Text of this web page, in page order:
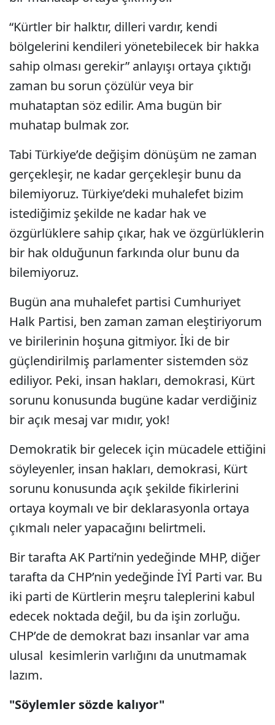
“Kürtler bir halktır, dilleri vardır, kendi
bölgelerini kendileri yönetebilecek bir hakka
sahip olması gerekir” anlayışı ortaya çıktığı
zaman bu sorun çözülür veya bir
muhataptan söz edilir. Ama bugün bir
muhatap bulmak zor.
Tabi Türkiye’de değişim dönüşüm ne zaman
gerçekleşir, ne kadar gerçekleşir bunu da
bilemiyoruz. Türkiye’deki muhalefet bizim
istediğimiz şekilde ne kadar hak ve
özgürlüklere sahip çıkar, hak ve özgürlüklerin
bir hak olduğunun farkında olur bunu da
bilemiyoruz.
Bugün ana muhalefet partisi Cumhuriyet
Halk Partisi, ben zaman zaman eleştiriyorum
ve birilerinin hoşuna gitmiyor. İki de bir
güçlendirilmiş parlamenter sistemden söz
ediliyor. Peki, insan hakları, demokrasi, Kürt
sorunu konusunda bugüne kadar verdiğiniz
bir açık mesaj var mıdır, yok!
Demokratik bir gelecek için mücadele ettiğini
söyleyenler, insan hakları, demokrasi, Kürt
sorunu konusunda açık şekilde fikirlerini
ortaya koymalı ve bir deklarasyonla ortaya
çıkmalı neler yapacağını belirtmeli.
Bir tarafta AK Parti’nin yedeğinde MHP, diğer
tarafta da CHP’nin yedeğinde İYİ Parti var. Bu
iki parti de Kürtlerin meşru taleplerini kabul
edecek noktada değil, bu da işin zorluğu.
CHP’de de demokrat bazı insanlar var ama
ulusal kesimlerin varlığını da unutmamak
lazım.
"Söylemler sözde kalıyor"